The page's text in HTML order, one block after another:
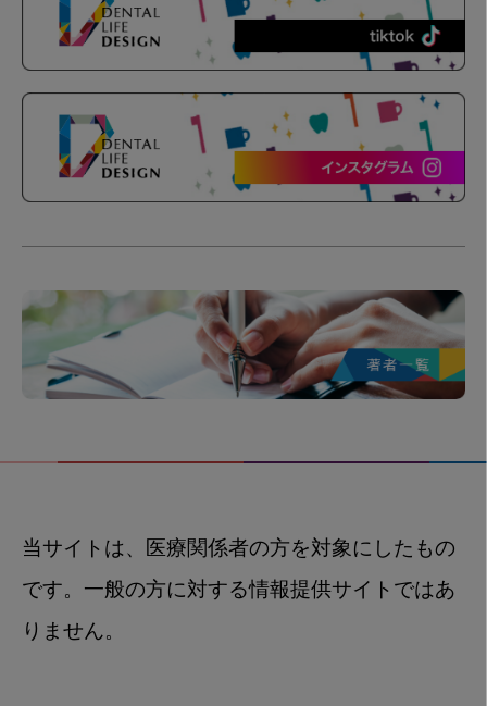
当サイトは、医療関係者の方を対象にしたもの
です。一般の方に対する情報提供サイトではあ
りません。